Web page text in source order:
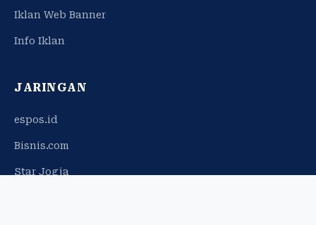
Iklan Web Banner
Info Iklan
JARINGAN
espos.id
Bisnis.com
Star Jogja